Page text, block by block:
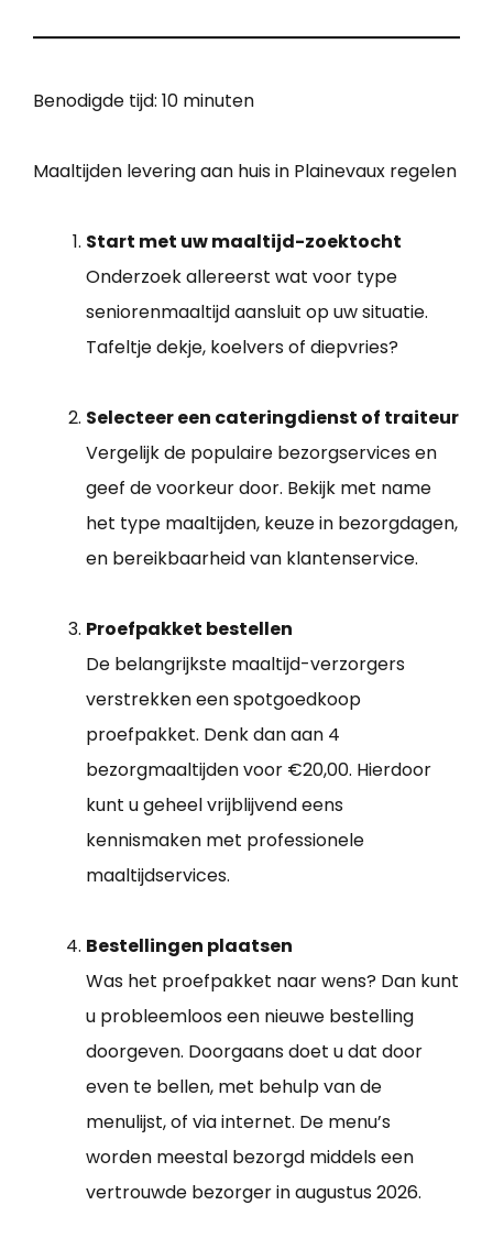
Benodigde tijd: 10 minuten
Maaltijden levering aan huis in Plainevaux regelen
Start met uw maaltijd-zoektocht
Onderzoek allereerst wat voor type
seniorenmaaltijd aansluit op uw situatie.
Tafeltje dekje, koelvers of diepvries?
Selecteer een cateringdienst of traiteur
Vergelijk de populaire bezorgservices en
geef de voorkeur door. Bekijk met name
het type maaltijden, keuze in bezorgdagen,
en bereikbaarheid van klantenservice.
Proefpakket bestellen
De belangrijkste maaltijd-verzorgers
verstrekken een spotgoedkoop
proefpakket. Denk dan aan 4
bezorgmaaltijden voor €20,00. Hierdoor
kunt u geheel vrijblijvend eens
kennismaken met professionele
maaltijdservices.
Bestellingen plaatsen
Was het proefpakket naar wens? Dan kunt
u probleemloos een nieuwe bestelling
doorgeven. Doorgaans doet u dat door
even te bellen, met behulp van de
menulijst, of via internet. De menu’s
worden meestal bezorgd middels een
vertrouwde bezorger in augustus 2026.